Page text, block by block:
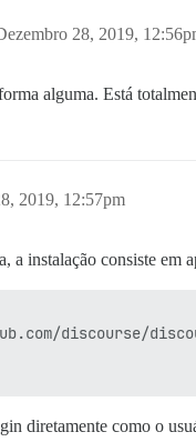
28, 2019,
alguma. Está
2019, 12:57pm
a instalação consiste em
discourse/
diretamente como o